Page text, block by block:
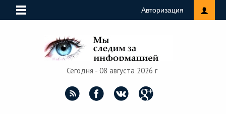
Авторизация
Сегодня - 08 августа 2026 г